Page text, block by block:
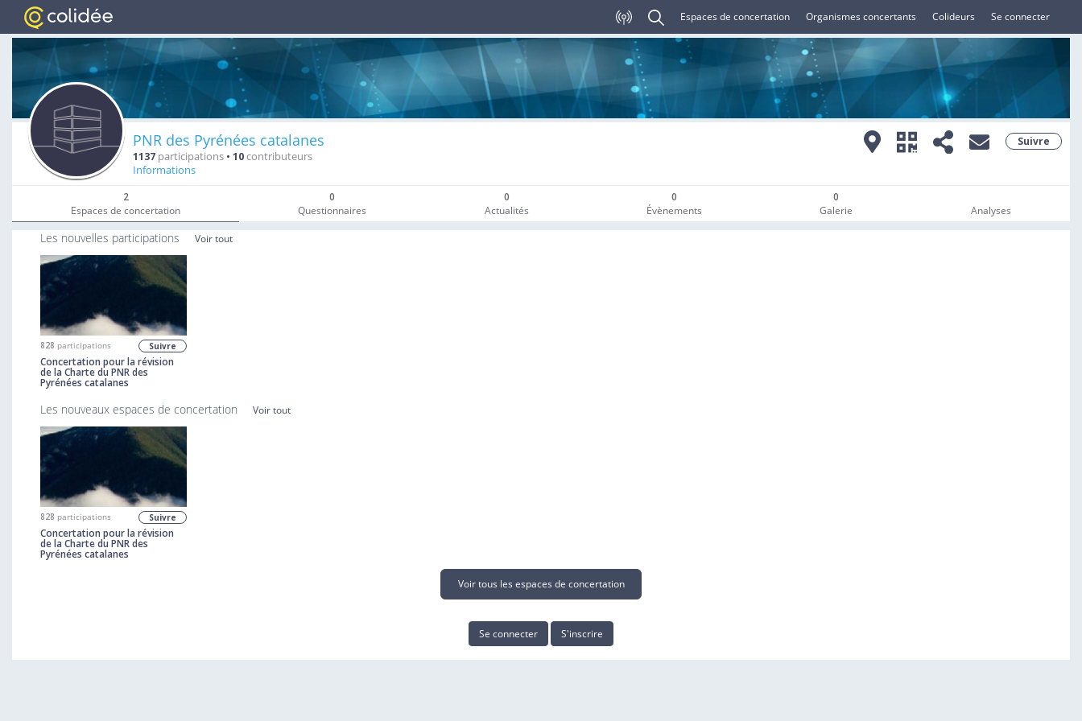
Espaces de concertation Organismes concertants Colideurs Se connecter
PNR des Pyrénées catalanes
1137 participations • 10contributeurs
Informations
Suivre
2
Espaces de concertation
0
Questionnaires
0
Actualités
0
Évènements
0
Galerie
Analyses
Les nouvelles participations Voir tout
828 participations Suivre
Concertation pour la révision
de la Charte du PNR des
Pyrénées catalanes
Les nouveaux espaces de concertation Voir tout
828 participations Suivre
Concertation pour la révision
de la Charte du PNR des
Pyrénées catalanes
Voir tous les espaces de concertation
Se connecter S'inscrire